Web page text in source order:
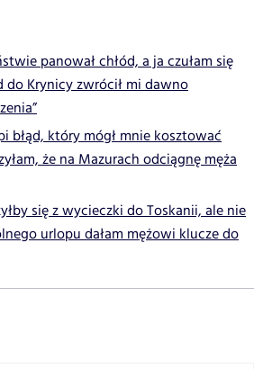
panował chłód, a ja czułam się
do Krynicy zwrócił mi dawno
błąd, który mógł mnie kosztować
że na Mazurach odciągnę męża
się z wycieczki do Toskanii, ale nie
urlopu dałam mężowi klucze do